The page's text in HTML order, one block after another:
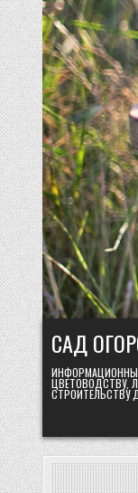
Skip
to
content
САД
ЦВЕТОВОДСТВУ,
СТРОИТЕЛЬСТВУ